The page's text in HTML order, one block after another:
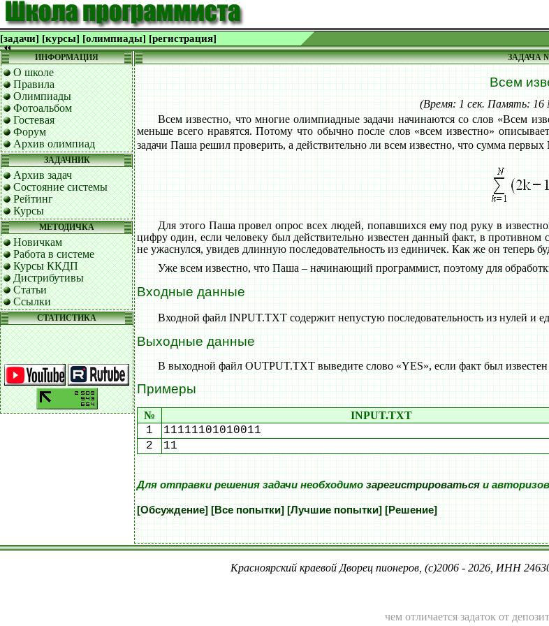
[задачи] [курсы] [олимпиады] [регистрация]
ИНФОРМАЦИЯ
О школе
Правила
Олимпиады
Фотоальбом
Гостевая
Форум
Архив олимпиад
ЗАДАЧНИК
Архив задач
Состояние системы
Рейтинг
Курсы
МЕТОДИЧКА
Новичкам
Работа в системе
Курсы ККДП
Дистрибутивы
Статьи
Ссылки
СТАТИСТИКА
ЗАДАЧА
Всем
(Время: 1 сек. Память:
Всем известно, что многие олимпиадные задачи начинаются со слов «Всем
меньше всего нравятся. Потому что обычно после слов «всем известно»
задачи Паша решил проверить, а действительно ли всем известно, что сумма первых
Для этого Паша провел опрос всех людей, попавшихся ему под руку в
цифру один, если человеку был действительно известен данный факт, в
не ужаснулся, увидев длинную последовательность из единичек. Как же он теперь
Уже всем известно, что Паша – начинающий программист, поэтому для
Входные данные
Входной файл INPUT.TXT содержит непустую последовательность из нулей и
Выходные данные
В выходной файл OUTPUT.TXT выведите слово «YES», если факт был
Примеры
№ INPUT.TXT
1 11111101010011
2
11
Для отправки решения задачи необходимозарегистрироватьсяи
[Обсуждение] [Все попытки] [Лучшие попытки] [Решение]
Красноярский краевой Дворец пионеров, (c)2006 - 2026, ИНН
чем отличается задаток от